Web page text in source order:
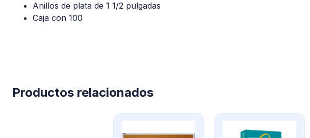
Anillos de plata de 1 1/2 pulgadas
Caja con 100
Productos relacionados